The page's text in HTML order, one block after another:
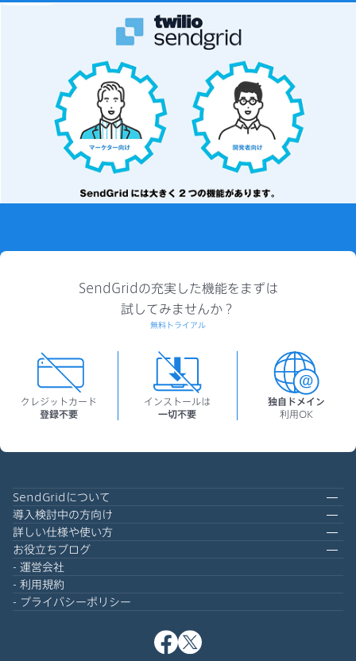
クレジットカード
登録不要
インストールは
一切不要
独自ドメイン
利用OK
SendGridの充実した機能をまずは
試してみませんか？
無料トライアル
SendGridについて
導入検討中の方向け
詳しい仕様や使い方
お役立ちブログ
運営会社
利用規約
プライバシーポリシー